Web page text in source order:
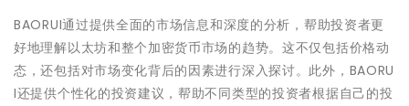
BAORUI通过提供全面的市场信息和深度的分析，帮助投资者更
好地理解以太坊和整个加密货币市场的趋势。这不仅包括价格动
态，还包括对市场变化背后的因素进行深入探讨。此外，BAORU
I还提供个性化的投资建议，帮助不同类型的投资者根据自己的投